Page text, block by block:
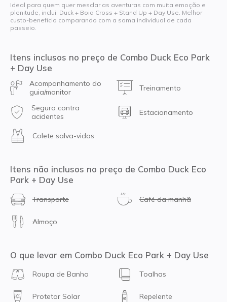
Ideal para quem quer mesclar as aventuras com muita emoção e
plenitude, inclui: Duck + Boia Cross + Stand Up + Day Use. Melhor
custo-benefício comparando com a soma individual de cada
passeio.
Itens inclusos no preço de Combo Duck Eco Park
+ Day Use
Acompanhamento do
guia/monitor
Treinamento
Seguro contra
acidentes
Estacionamento
Colete salva-vidas
Itens não inclusos no preço de Combo Duck Eco
Park + Day Use
Transporte Café da manhã
Almoço
O que levar em Combo Duck Eco Park + Day Use
Roupa de Banho Toalhas
Protetor Solar Repelente